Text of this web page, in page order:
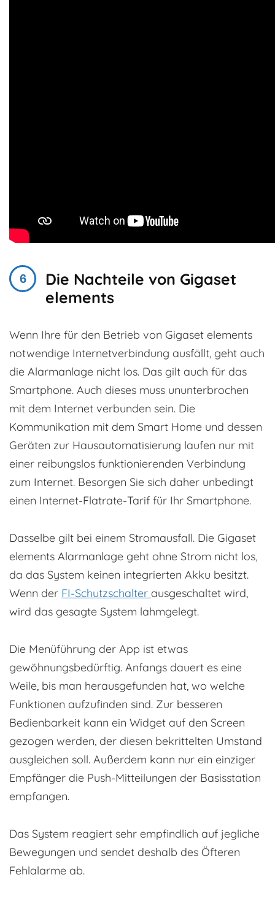
Die Nachteile von Gigaset
elements
Wenn Ihre für den Betrieb von Gigaset elements
notwendige Internetverbindung ausfällt, geht auch
die Alarmanlage nicht los. Das gilt auch für das
Smartphone. Auch dieses muss ununterbrochen
mit dem Internet verbunden sein. Die
Kommunikation mit dem Smart Home und dessen
Geräten zur Hausautomatisierung laufen nur mit
einer reibungslos funktionierenden Verbindung
zum Internet. Besorgen Sie sich daher unbedingt
einen Internet-Flatrate-Tarif für Ihr Smartphone.
Dasselbe gilt bei einem Stromausfall. Die Gigaset
elements Alarmanlage geht ohne Strom nicht los,
da das System keinen integrierten Akku besitzt.
Wenn der FI-Schutzschalter ausgeschaltet wird,
wird das gesagte System lahmgelegt.
Die Menüführung der App ist etwas
gewöhnungsbedürftig. Anfangs dauert es eine
Weile, bis man herausgefunden hat, wo welche
Funktionen aufzufinden sind. Zur besseren
Bedienbarkeit kann ein Widget auf den Screen
gezogen werden, der diesen bekrittelten Umstand
ausgleichen soll. Außerdem kann nur ein einziger
Empfänger die Push-Mitteilungen der Basisstation
empfangen.
Das System reagiert sehr empfindlich auf jegliche
Bewegungen und sendet deshalb des Öfteren
Fehlalarme ab.